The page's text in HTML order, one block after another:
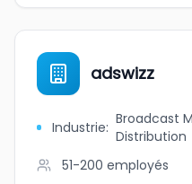
adswizz
Industrie: Broadcast
Distribution
51-200 employés